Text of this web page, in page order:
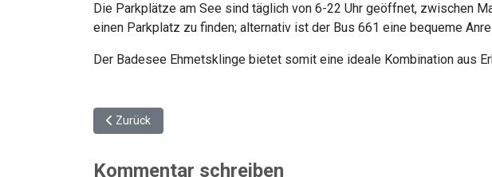
Die Parkplätze am See sind täglich von 6-22 Uhr geöffnet, zwischen
einen Parkplatz zu finden; alternativ ist der Bus 661 eine bequeme
Der Badesee Ehmetsklinge bietet somit eine ideale Kombination aus
Vorheriger Beitrag: Kilianskirche Heilbronn: Geschichte, Kunst & Architektur
Zurück
Kommentar schreiben